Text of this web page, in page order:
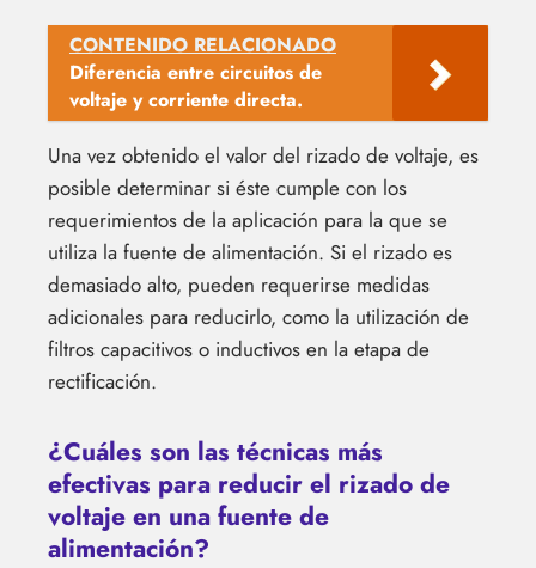
CONTENIDO RELACIONADO
Diferencia entre circuitos de
voltaje y corriente directa.
Una vez obtenido el valor del rizado de voltaje, es
posible determinar si éste cumple con los
requerimientos de la aplicación para la que se
utiliza la fuente de alimentación. Si el rizado es
demasiado alto, pueden requerirse medidas
adicionales para reducirlo, como la utilización de
filtros capacitivos o inductivos en la etapa de
rectificación.
¿Cuáles son las técnicas más
efectivas para reducir el rizado de
voltaje en una fuente de
alimentación?